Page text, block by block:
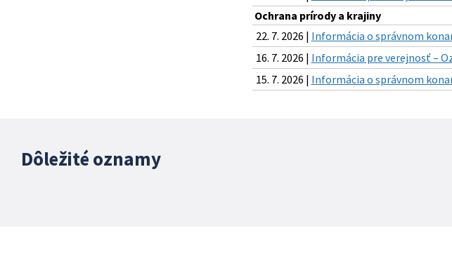
Ochrana prírody a krajiny
22. 7. 2026 | Informácia o správnom
16. 7. 2026 | Informácia pre verejnosť –
15. 7. 2026 | Informácia o správnom
Dôležité oznamy